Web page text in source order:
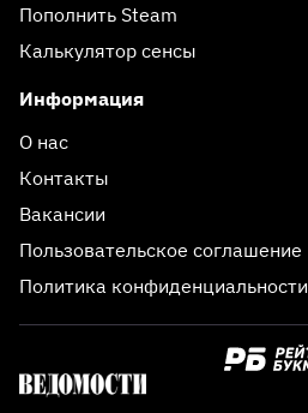
Пополнить Steam
Калькулятор сенсы
Информация
О нас
Контакты
Вакансии
Пользовательское соглашение
Политика конфиденциальности